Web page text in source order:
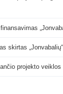
skirtas
projekto veiklos